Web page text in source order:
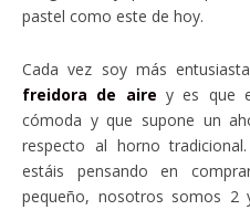
pastel como este de hoy.
Cada vez soy más
freidora de aire y es que
cómoda y que supone un
respecto al horno
estáis pensando en
pequeño, nosotros somos